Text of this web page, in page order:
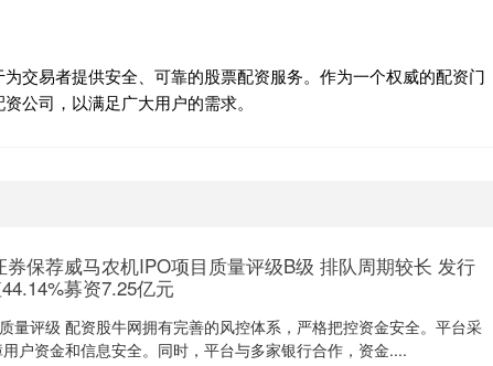
交易者提供安全、可靠的股票配资服务。作为一个权威的配资门
公司，以满足广大用户的需求。
保荐威马农机IPO项目质量评级B级 排队周期较长 发行
募资7.25亿元
量评级 配资股牛网拥有完善的风控体系，严格把控资金安全。平台采
户资金和信息安全。同时，平台与多家银行合作，资金....